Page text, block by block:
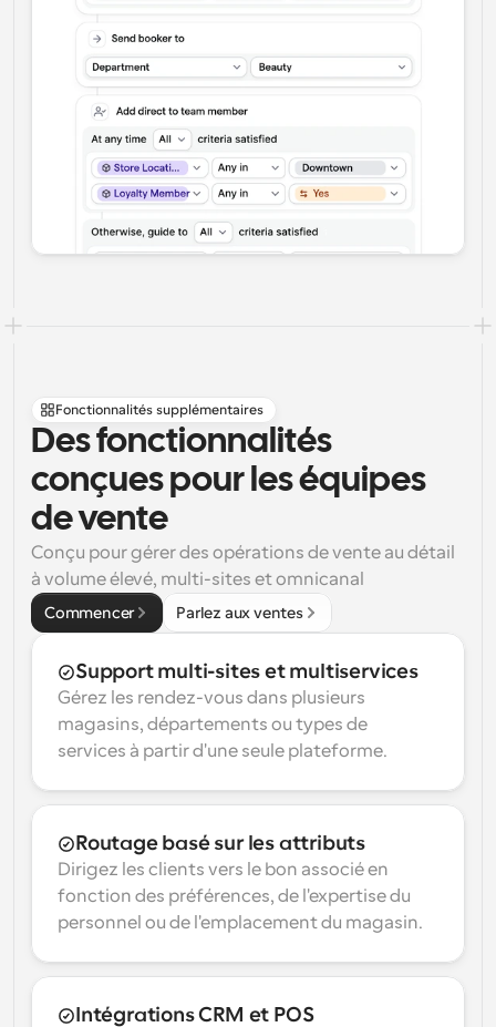
Fonctionnalités supplémentaires
Des fonctionnalités
conçues pour les équipes
de vente
Conçu pour gérer des opérations de vente au détail
à volume élevé, multi-sites et omnicanal
Commencer Parlez aux ventes
Support multi-sites et multiservices
Gérez les rendez-vous dans plusieurs
magasins, départements ou types de
services à partir d'une seule plateforme.
Routage basé sur les attributs
Dirigez les clients vers le bon associé en
fonction des préférences, de l'expertise du
personnel ou de l'emplacement du magasin.
Intégrations CRM et POS